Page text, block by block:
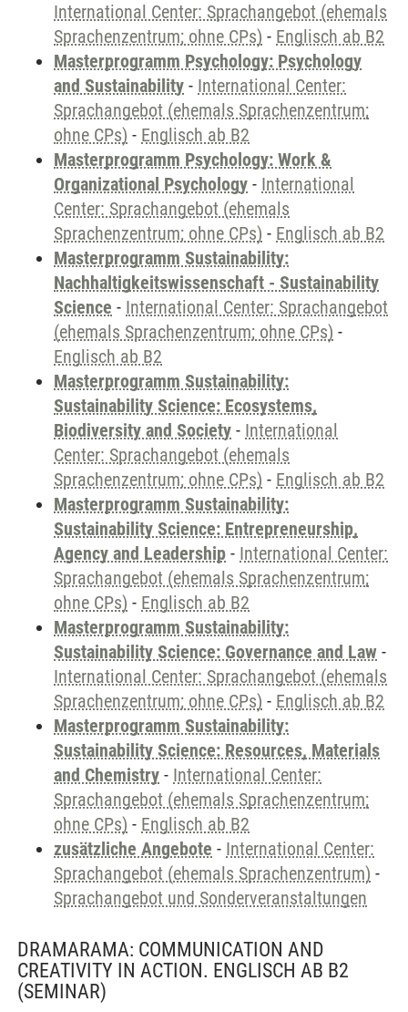
International Center: Sprachangebot (ehemals
Sprachenzentrum; ohne CPs) - Englisch ab B2
Masterprogramm Psychology: Psychology
and Sustainability - International Center:
Sprachangebot (ehemals Sprachenzentrum;
ohne CPs) - Englisch ab B2
Masterprogramm Psychology: Work &
Organizational Psychology - International
Center: Sprachangebot (ehemals
Sprachenzentrum; ohne CPs) - Englisch ab B2
Masterprogramm Sustainability:
Nachhaltigkeitswissenschaft - Sustainability
Science - International Center: Sprachangebot
(ehemals Sprachenzentrum; ohne CPs) -
Englisch ab B2
Masterprogramm Sustainability:
Sustainability Science: Ecosystems,
Biodiversity and Society - International
Center: Sprachangebot (ehemals
Sprachenzentrum; ohne CPs) - Englisch ab B2
Masterprogramm Sustainability:
Sustainability Science: Entrepreneurship,
Agency and Leadership - International Center:
Sprachangebot (ehemals Sprachenzentrum;
ohne CPs) - Englisch ab B2
Masterprogramm Sustainability:
Sustainability Science: Governance and Law -
International Center: Sprachangebot (ehemals
Sprachenzentrum; ohne CPs) - Englisch ab B2
Masterprogramm Sustainability:
Sustainability Science: Resources, Materials
and Chemistry - International Center:
Sprachangebot (ehemals Sprachenzentrum;
ohne CPs) - Englisch ab B2
zusätzliche Angebote - International Center:
Sprachangebot (ehemals Sprachenzentrum) -
Sprachangebot und Sonderveranstaltungen
DRAMARAMA: COMMUNICATION AND
CREATIVITY IN ACTION. ENGLISCH AB B2
(SEMINAR)